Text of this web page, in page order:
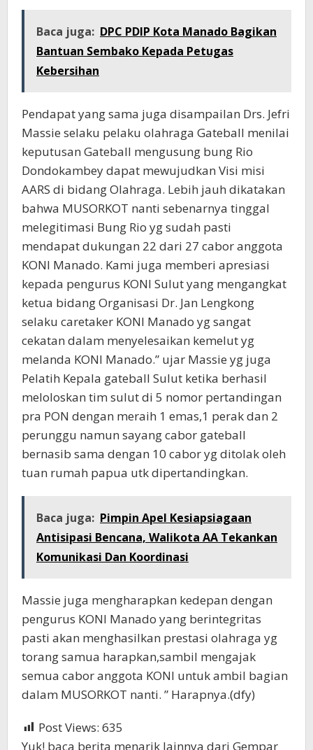
Baca juga: DPC PDIP Kota Manado Bagikan
Bantuan Sembako Kepada Petugas
Kebersihan
Pendapat yang sama juga disampailan Drs. Jefri
Massie selaku pelaku olahraga Gateball menilai
keputusan Gateball mengusung bung Rio
Dondokambey dapat mewujudkan Visi misi
AARS di bidang Olahraga. Lebih jauh dikatakan
bahwa MUSORKOT nanti sebenarnya tinggal
melegitimasi Bung Rio yg sudah pasti
mendapat dukungan 22 dari 27 cabor anggota
KONI Manado. Kami juga memberi apresiasi
kepada pengurus KONI Sulut yang mengangkat
ketua bidang Organisasi Dr. Jan Lengkong
selaku caretaker KONI Manado yg sangat
cekatan dalam menyelesaikan kemelut yg
melanda KONI Manado.” ujar Massie yg juga
Pelatih Kepala gateball Sulut ketika berhasil
meloloskan tim sulut di 5 nomor pertandingan
pra PON dengan meraih 1 emas,1 perak dan 2
perunggu namun sayang cabor gateball
bernasib sama dengan 10 cabor yg ditolak oleh
tuan rumah papua utk dipertandingkan.
Baca juga: Pimpin Apel Kesiapsiagaan
Antisipasi Bencana, Walikota AA Tekankan
Komunikasi Dan Koordinasi
Massie juga mengharapkan kedepan dengan
pengurus KONI Manado yang berintegritas
pasti akan menghasilkan prestasi olahraga yg
torang samua harapkan,sambil mengajak
semua cabor anggota KONI untuk ambil bagian
dalam MUSORKOT nanti. ” Harapnya.(dfy)
Post Views: 635
Yuk! baca berita menarik lainnya dari Gempar